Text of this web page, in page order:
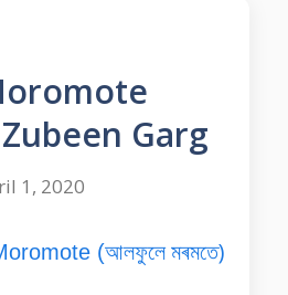
Garg
1, 2020
(আলফুলে মৰমতে)